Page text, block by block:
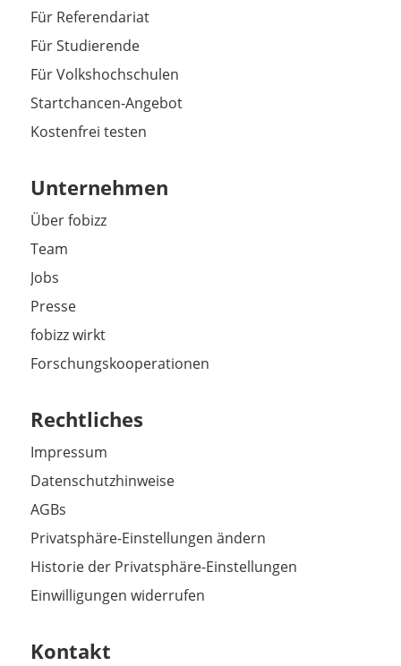
Für Referendariat
Für Studierende
Für Volkshochschulen
Startchancen-Angebot
Kostenfrei testen
Unternehmen
Über fobizz
Team
Jobs
Presse
fobizz wirkt
Forschungskooperationen
Rechtliches
Impressum
Datenschutzhinweise
AGBs
Privatsphäre-Einstellungen ändern
Historie der Privatsphäre-Einstellungen
Einwilligungen widerrufen
Kontakt